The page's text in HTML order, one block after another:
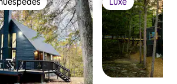
entre huéspedes Luxe